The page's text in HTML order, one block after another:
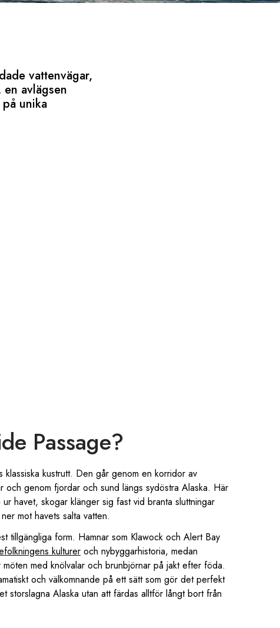
vattenvägar,
avlägsen
unika
Passage?
klassiska kustrutt. Den går genom en korridor av
och genom fjordar och sund längs sydöstra Alaska. Här
havet, skogar klänger sig fast vid branta sluttningar
mot havets salta vatten.
tillgängliga form. Hamnar som Klawock och Alert Bay
kulturer och nybyggarhistoria, medan
med knölvalar och brunbjörnar på jakt efter föda.
och välkomnande på ett sätt som gör det perfekt
storslagna Alaska utan att färdas alltför långt bort från